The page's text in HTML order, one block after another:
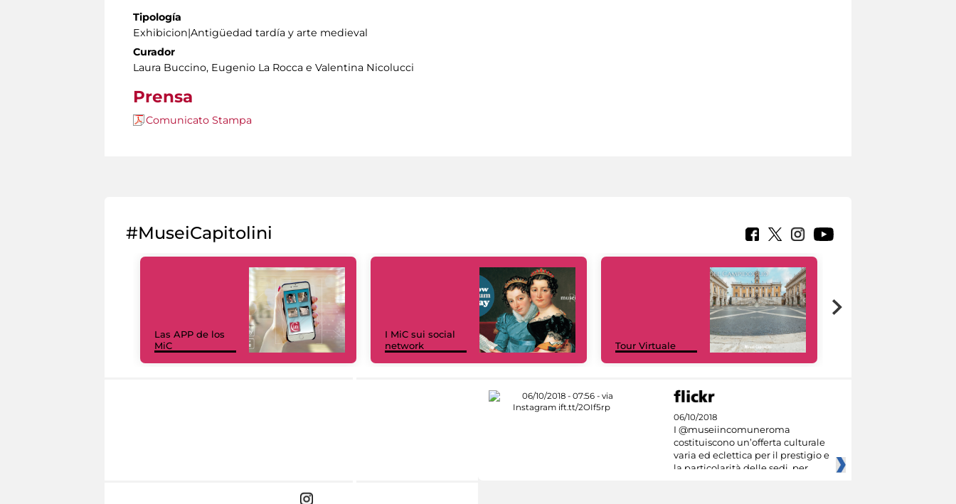
Tipología
Exhibicion|Antigüedad tardía y arte medieval
Curador
Laura Buccino, Eugenio La Rocca e Valentina Nicolucci
Prensa
Comunicato Stampa
#MuseiCapitolini
Las APP de los
MiC
I MiC sui social
network
Tour Virtuale
06/10/2018
I @museiincomuneroma
costituiscono un’offerta culturale
varia ed eclettica per il prestigio e
la particolarità delle sedi, per